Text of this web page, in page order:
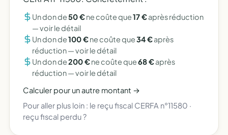
Un don de50 €ne coûte que17 €après réduction
—voir le détail
Un don de100 €ne coûte que34 €après
réduction —voir le détail
Un don de200 €ne coûte que68 €après
réduction —voir le détail
Calculer pour un autre montant →
Pour aller plus loin : le reçu fiscal CERFA n°11580 ·
reçu fiscal perdu ?